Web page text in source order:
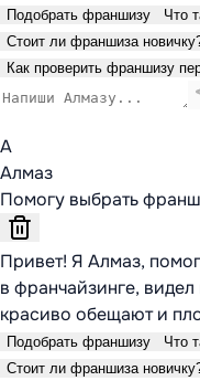
Подобрать франшизу
Что
Стоит ли франшиза
Как проверить франшизу
А
Алмаз
Помогу выбрать
Привет! Я Алмаз,
в франчайзинге,
красиво обещают и
Подобрать франшизу
Что
Стоит ли франшиза